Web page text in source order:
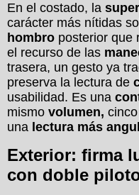
En el costado, la
carácter más nítidas
hombro posterior que
el recurso de las
trasera, un gesto ya
preserva la lectura de
usabilidad. Es una
mismo volumen,
una lectura más
Exterior: firma
con doble